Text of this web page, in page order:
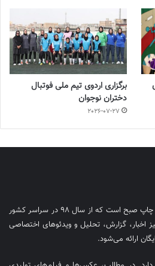
برگزاری اردوی تیم ملی فوتبال
دختران نوجوان
2026-07-27
روزنامه فوتبالز، روزنامه ای ورزشی چاپ صبح است که از سال ۹۸ در سراسر کشور
اخبار، گزارش، تحلیل و ویدئوهای اختصاصی
ارائه می‌شود.